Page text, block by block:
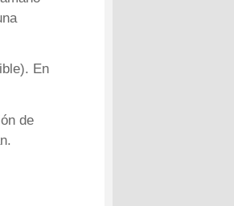
En
de